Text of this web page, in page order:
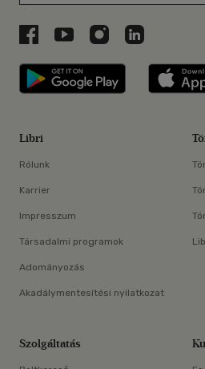
Libri a Facebookon
Libri a Youtube-on
Libri azLibri a
Libri
Libri
Rólunk
Karrier
Impresszum
Társadalmi programok
Adományozás
Akadálymentesítési nyilatkozat
Szolgáltatás